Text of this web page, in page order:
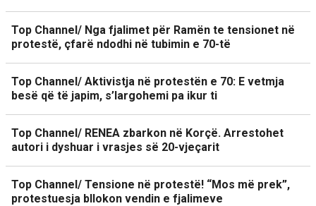
Top Channel/ Nga fjalimet për Ramën te tensionet në
protestë, çfarë ndodhi në tubimin e 70-të
Top Channel/ Aktivistja në protestën e 70: E vetmja
besë që të japim, s’largohemi pa ikur ti
Top Channel/ RENEA zbarkon në Korçë. Arrestohet
autori i dyshuar i vrasjes së 20-vjeçarit
Top Channel/ Tensione në protestë! “Mos më prek”,
protestuesja bllokon vendin e fjalimeve